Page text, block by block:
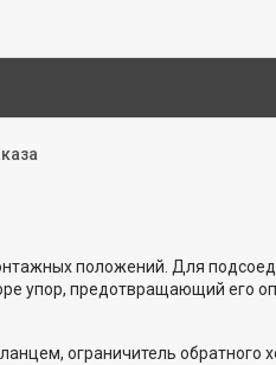
положений. Для
упор, предотвращающий его
ограничитель обратного